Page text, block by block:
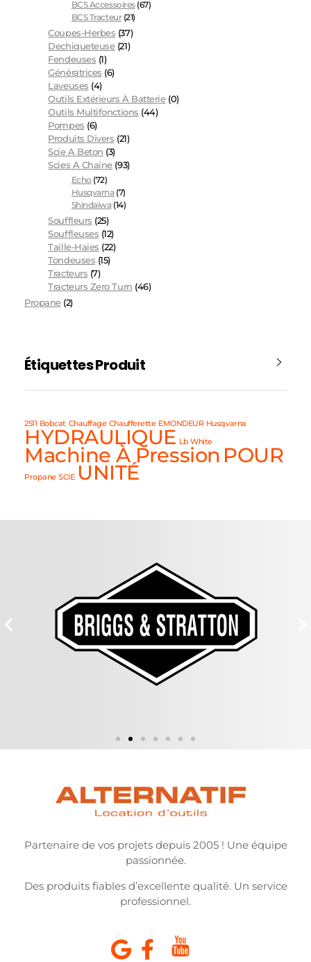
BCS Accessoires (67)
BCS Tracteur (21)
Coupes-Herbes (37)
Dechiqueteuse (21)
Fendeuses (1)
Génératrices (6)
Laveuses (4)
Outils Extérieurs À Batterie (0)
Outils Multifonctions (44)
Pompes (6)
Produits Divers (21)
Scie A Beton (3)
Scies A Chaine (93)
Echo (72)
Husqvarna (7)
Shindaiwa (14)
Souffleurs (25)
Souffleuses (12)
Taille-Haies (22)
Tondeuses (15)
Tracteurs (7)
Tracteurs Zero Turn (46)
Propane (2)
Étiquettes Produit
2511 Bobcat Chauffage Chaufferette EMONDEUR Husqvarna
HYDRAULIQUE Lb White
Machine À Pression POUR
Propane SCIE UNITÉ
Partenaire de vos projets depuis 2005 ! Une équipe
passionnée.
Des produits fiables d’excellente qualité. Un service
professionnel.